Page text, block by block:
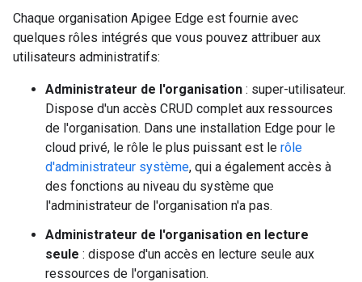
Chaque organisation Apigee Edge est fournie avec
quelques rôles intégrés que vous pouvez attribuer aux
utilisateurs administratifs:
Administrateur de l'organisation : super-utilisateur.
Dispose d'un accès CRUD complet aux ressources
de l'organisation. Dans une installation Edge pour le
cloud privé, le rôle le plus puissant est le rôle
d'administrateur système, qui a également accès à
des fonctions au niveau du système que
l'administrateur de l'organisation n'a pas.
Administrateur de l'organisation en lecture
seule : dispose d'un accès en lecture seule aux
ressources de l'organisation.